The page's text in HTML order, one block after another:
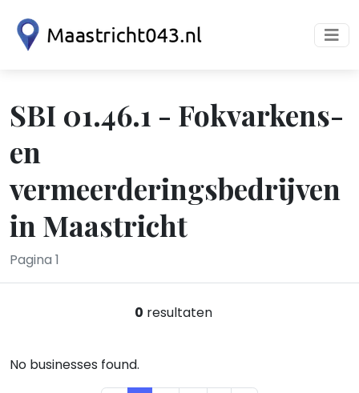
SBI 01.46.1 - Fokvarkens-
en
vermeerderingsbedrijven
in Maastricht
Pagina 1
0 resultaten
No businesses found.